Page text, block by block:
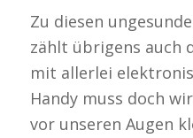
Zu diesen
zählt übrigens auch
mit allerlei
Handy muss doch
vor unseren Augen